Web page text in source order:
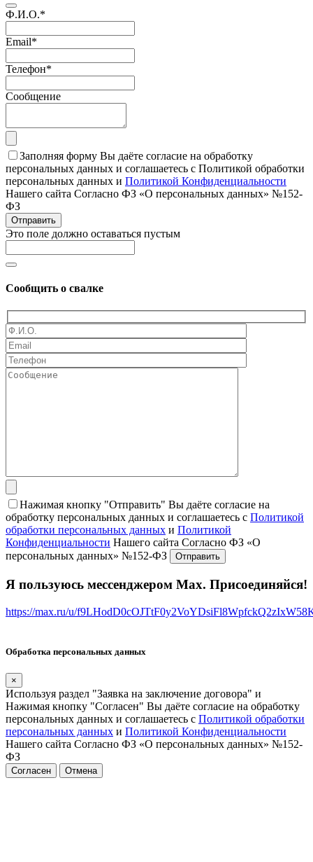
Ф.И.О.*
Email*
Телефон*
Сообщение
Заполняя форму Вы даёте согласие на обработку
персональных данных и соглашаетесь с Политикой обработки
персональных данных и Политикой Конфиденциальности
Нашего сайта Согласно ФЗ «О персональных данных» №152-
ФЗ
Отправить
Это поле должно оставаться пустым
Сообщить о свалке
Нажимая кнопку "Отправить" Вы даёте согласие на
обработку персональных данных и соглашаетесь с Политикой
обработки персональных данных и Политикой
Конфиденциальности Нашего сайта Согласно ФЗ «О
персональных данных» №152-ФЗ
Я пользуюсь мессенджером Max. Присоединяйся!
https://max.ru/u/
Обработка персональных данных
×
Используя раздел "Заявка на заключение договора" и
Нажимая кнопку "Согласен" Вы даёте согласие на обработку
персональных данных и соглашаетесь с Политикой обработки
персональных данных и Политикой Конфиденциальности
Нашего сайта Согласно ФЗ «О персональных данных» №152-
ФЗ
Согласен Отмена